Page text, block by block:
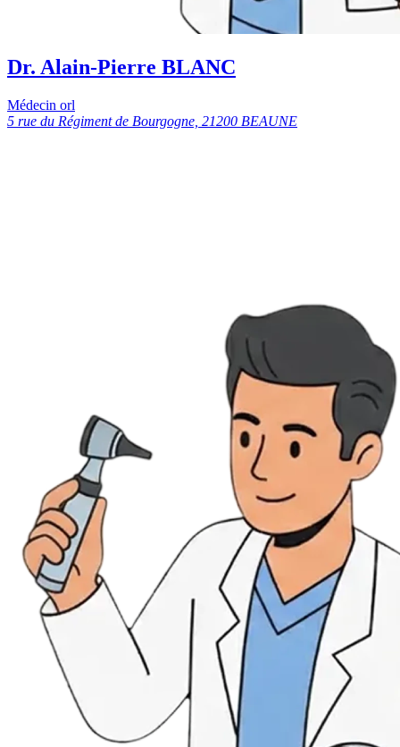
Dr. Alain-Pierre BLANC
Médecin orl
5 rue du Régiment de Bourgogne, 21200 BEAUNE